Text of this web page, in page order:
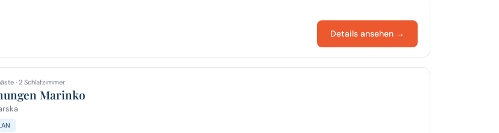
Details ansehen →
· 2 Schlafzimmer
Marinko